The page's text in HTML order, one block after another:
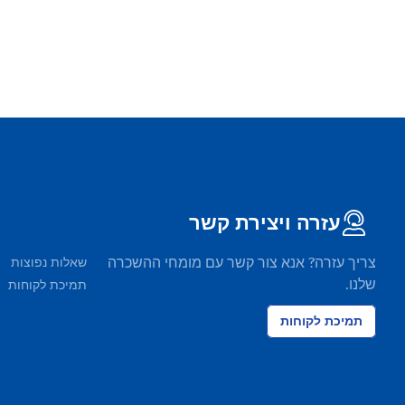
עזרה ויצירת קשר
צריך עזרה? אנא צור קשר עם מומחי ההשכרה
שלנו.
תמיכת לקוחות
שאלות נפוצות
תמיכת לקוחות